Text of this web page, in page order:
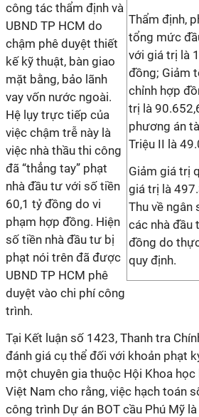
Thẩm định,
tổng mức
với giá trị là
đồng; Giảm
chỉnh hợp
trị là
phương án
Triệu II là
Giảm giá trị
giá trị là
Thu về ngân
các nhà đầu
đồng do
quy định.
công tác thẩm định và
UBND TP HCM do
chậm phê duyệt thiết
kế kỹ thuật, bàn giao
mặt bằng, bảo lãnh
vay vốn nước ngoài.
Hệ lụy trực tiếp của
việc chậm trễ này là
việc nhà thầu thi công
đã “thẳng tay” phạt
nhà đầu tư với số tiền
60,1 tỷ đồng do vi
phạm hợp đồng. Hiện
số tiền nhà đầu tư bị
phạt nói trên đã được
UBND TP HCM phê
duyệt vào chi phí công
trình.
Tại Kết luận số 1423, Thanh tra
đánh giá cụ thể đối với khoản phạt
một chuyên gia thuộc Hội Khoa
Việt Nam cho rằng, việc hạch toán
công trình Dự án BOT cầu Phú Mỹ